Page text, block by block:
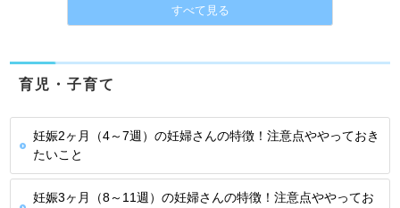
すべて見る
育児・子育て
妊娠2ヶ月（4～7週）の妊婦さんの特徴！注意点ややっておき
たいこと
妊娠3ヶ月（8～11週）の妊婦さんの特徴！注意点ややってお